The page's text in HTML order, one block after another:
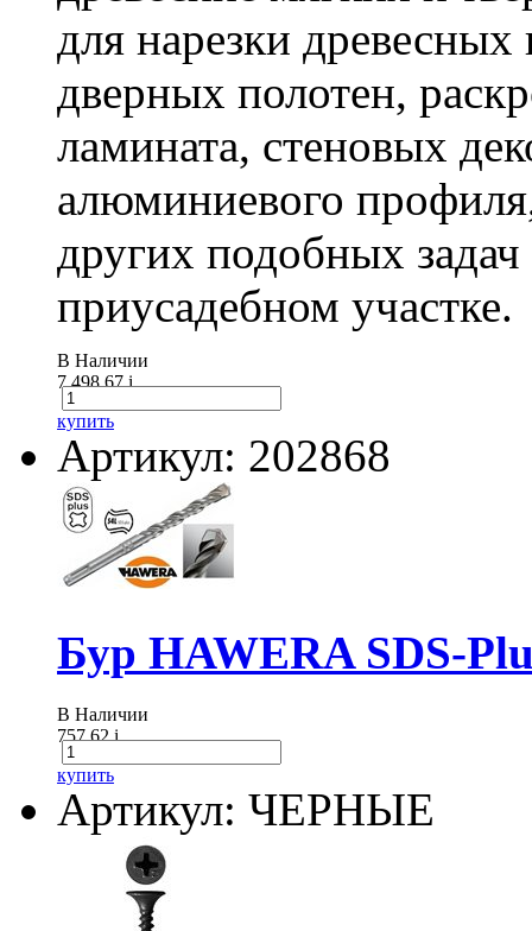
для нарезки
дверных полотен,
ламината, стеновых
алюминиевого
других подобных
приусадебном участке.
В Наличии
7 498.67i
купить
Артикул: 202868
Бур HAWERA SDS-
В Наличии
757.62i
купить
Артикул: ЧЕРНЫЕ